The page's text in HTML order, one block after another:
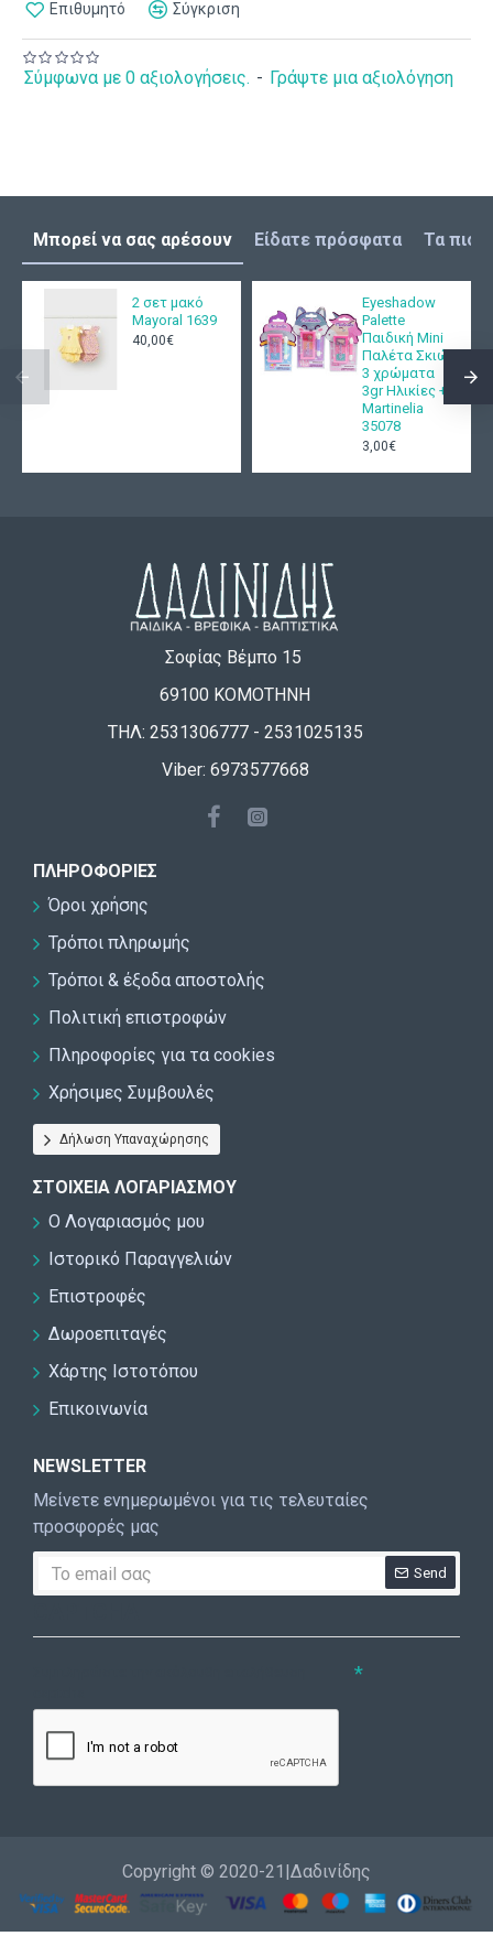
Σύμφωνα με 0 αξιολογήσεις. - Γράψτε μια αξιολόγηση
Επιθυμητό Σύγκριση
Μπορεί να σας αρέσουν Είδατε πρόσφατα Τα πιο
2 σετ μακό
Mayoral 1639
40,00€
Eyeshadow
Palette
Παιδική Mini
Παλέτα Σκιών
3 χρώματα
3gr Ηλικίες +3
Martinelia
35078
3,00€
Σοφίας Βέμπο 15
69100 ΚΟΜΟΤΗΝΗ
ΤΗΛ: 2531306777 - 2531025135
Viber: 6973577668
ΠΛΗΡΟΦΟΡΊΕΣ
Όροι χρήσης
Τρόποι πληρωμής
Τρόποι & έξοδα αποστολής
Πολιτική επιστροφών
Πληροφορίες για τα cookies
Χρήσιμες Συμβουλές
Δήλωση Υπαναχώρησης
ΣΤΟΙΧΕΊΑ ΛΟΓΑΡΙΑΣΜΟΎ
Ο Λογαριασμός μου
Ιστορικό Παραγγελιών
Επιστροφές
Δωροεπιταγές
Χάρτης Ιστοτόπου
Επικοινωνία
NEWSLETTER
Μείνετε ενημερωμένοι για τις τελευταίες
προσφορές μας
Send
Copyright © 2020-21|Δαδινίδης
Σύνδεση Εγγραφή Επικοινωνία Καλέστε μας